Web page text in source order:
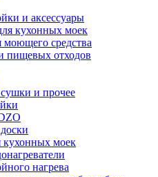
и аксессуары
кухонных моек
моющего средства
пищевых отходов
и прочее
моек
нагрева